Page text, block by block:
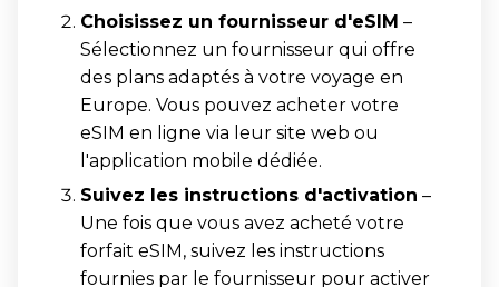
Choisissez un fournisseur d'eSIM –
Sélectionnez un fournisseur qui offre
des plans adaptés à votre voyage en
Europe. Vous pouvez acheter votre
eSIM en ligne via leur site web ou
l'application mobile dédiée.
Suivez les instructions d'activation –
Une fois que vous avez acheté votre
forfait eSIM, suivez les instructions
fournies par le fournisseur pour activer